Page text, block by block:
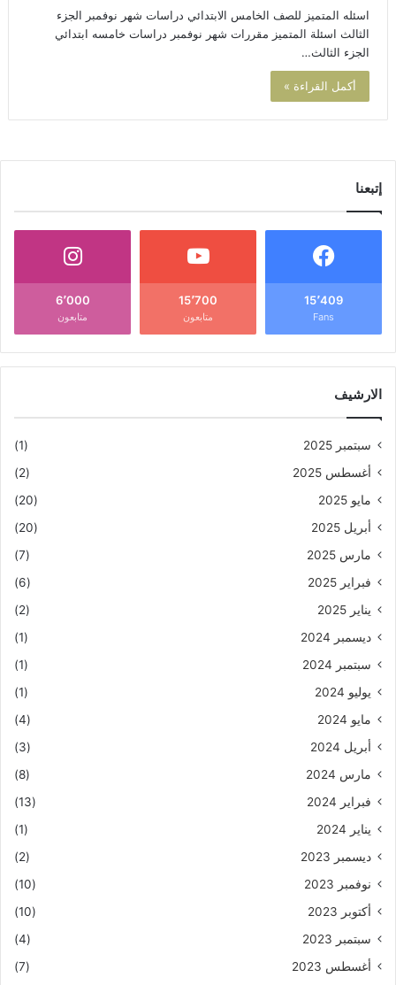
اسئله المتميز للصف الخامس الابتدائي دراسات شهر نوفمبر الجزء
الثالث اسئلة المتميز مقررات شهر نوفمبر دراسات خامسه ابتدائي
الجزء الثالث…
أكمل القراءة »
إتبعنا
15٬409
Fans
15٬700
متابعون
6٬000
متابعون
الارشيف
سبتمبر 2025
(1)
أغسطس 2025
(2)
مايو 2025
(20)
أبريل 2025
(20)
مارس 2025
(7)
فبراير 2025
(6)
يناير 2025
(2)
ديسمبر 2024
(1)
سبتمبر 2024
(1)
يوليو 2024
(1)
مايو 2024
(4)
أبريل 2024
(3)
مارس 2024
(8)
فبراير 2024
(13)
يناير 2024
(1)
ديسمبر 2023
(2)
نوفمبر 2023
(10)
أكتوبر 2023
(10)
سبتمبر 2023
(4)
أغسطس 2023
(7)